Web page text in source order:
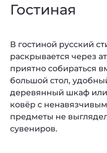
Гостиная
В гостиной русский
раскрывается через
приятно собираться
большой стол,
деревянный шкаф или
ковёр с
предметы не
сувениров.